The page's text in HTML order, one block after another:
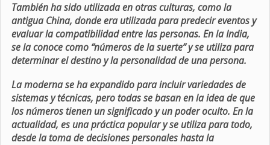
También ha sido utilizada en otras culturas, como la
antigua China, donde era utilizada para predecir eventos y
evaluar la compatibilidad entre las personas. En la India,
se la conoce como “números de la suerte” y se utiliza para
determinar el destino y la personalidad de una persona.
La moderna se ha expandido para incluir variedades de
sistemas y técnicas, pero todas se basan en la idea de que
los números tienen un significado y un poder oculto. En la
actualidad, es una práctica popular y se utiliza para todo,
desde la toma de decisiones personales hasta la